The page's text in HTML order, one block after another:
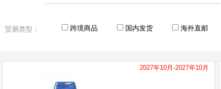
老奶奶的秘密Grandma's Secret ST小鸡
伊趣 优全生活 Playtex GALO DE
贸易类型： 跨境商品 国内发货 海外直邮
2027年10月-2027年10月